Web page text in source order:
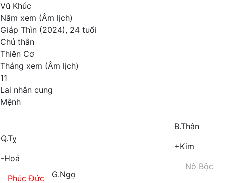
Vũ Khúc
Năm xem (Âm lịch)
Giáp Thìn (2024), 24 tuổi
Chủ thân
Thiên Cơ
Tháng xem (Âm lịch)
11
Lai nhân cung
Mệnh
Q.Tỵ
-Hoả
Phúc Đức
G.Ngọ
B.Thân
+Kim
Nô Bộc